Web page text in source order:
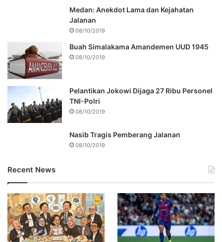
Medan: Anekdot Lama dan Kejahatan
Jalanan
08/10/2019
Buah Simalakama Amandemen UUD 1945
08/10/2019
Pelantikan Jokowi Dijaga 27 Ribu Personel
TNI-Polri
08/10/2019
Nasib Tragis Pemberang Jalanan
08/10/2019
Recent News